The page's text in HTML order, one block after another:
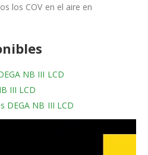
los COV en el aire en
NB III LCD
III LCD
DEGA NB III LCD